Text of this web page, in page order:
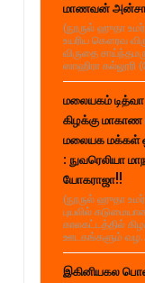
மாணவன்
(நூருல் ஹுதா
உயரிய கௌரவ
விருதை
ஸாஹிரா கல்லூரி
மலையகம் டித்வா
கிழக்கு
மலையக மக்கள்
: நுவரெலியா
யோகராஜா!!
(நூருல் ஹுதா
புயலில்
காலகட்டத்தில்
ஊடகங்களும்
இகினியகல